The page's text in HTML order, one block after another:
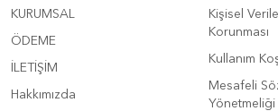
KURUMSAL
ÖDEME
İLETİŞİM
Hakkımızda
Kişisel
Korunması
Kullanım
Mesafeli
Yönetmeliği